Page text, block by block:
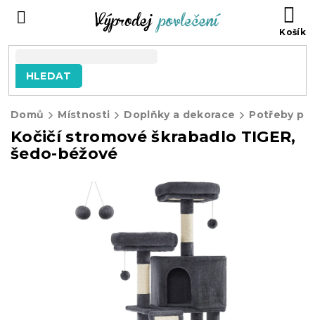
HLEDAT
Domů Místnosti Doplňky a dekorace Potřeby
Kočičí stromové škrabadlo TIGER,
šedo-béžové